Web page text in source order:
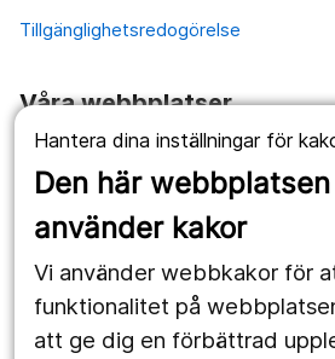
Hantera dina inställningar för
Den här webbplatsen
använder kakor
Vi använder webbkakor för
funktionalitet på
att ge dig en förbättrad
Tillgänglighetsredogörelse
Våra webbplatser
1177.se
Länstrafiken
Utveckling